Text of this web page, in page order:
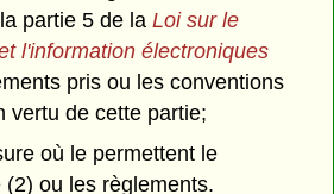
partie 5 de laLoi sur le
l'information électroniques
pris ou les conventions
vertu de cette partie;
où le permettent le
(2) ou les règlements.